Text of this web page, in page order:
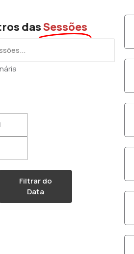
dasSessões
Filtrar do
Data